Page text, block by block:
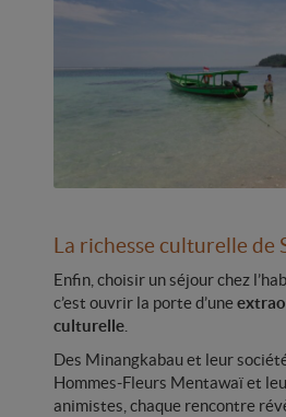
La richesse culturelle de
Enfin, choisir un séjour chez
c’est ouvrir la porte d’une
culturelle.
Des Minangkabau et leur
Hommes-Fleurs Mentawaï et
animistes, chaque rencontre